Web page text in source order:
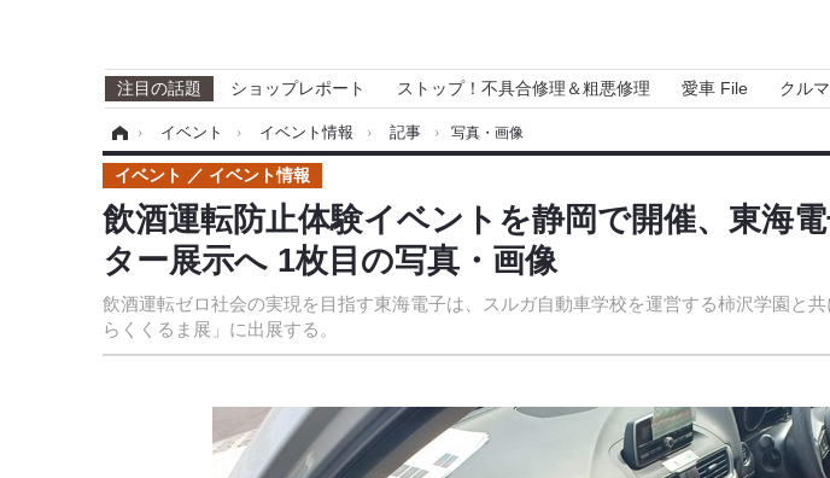
注目の話題 ショップレポート ストップ！不具合修理＆粗悪修理 愛車 File クル
› イベント › イベント情報 › 記事 › 写真・画像
飲酒運転防止体験イベントを静岡で開催、東海
ター展示へ 1枚目の写真・画像
飲酒運転ゼロ社会の実現を目指す東海電子は、スルガ自動車学校を運営する柿沢学園と
らくくるま展」に出展する。
イベント イベント情報